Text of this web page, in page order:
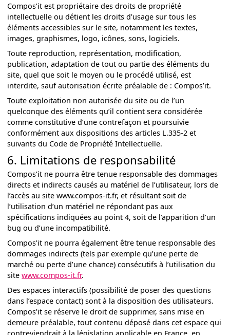
Compos’it est propriétaire des droits de propriété
intellectuelle ou détient les droits d’usage sur tous les
éléments accessibles sur le site, notamment les textes,
images, graphismes, logo, icônes, sons, logiciels.
Toute reproduction, représentation, modification,
publication, adaptation de tout ou partie des éléments du
site, quel que soit le moyen ou le procédé utilisé, est
interdite, sauf autorisation écrite préalable de : Compos’it.
Toute exploitation non autorisée du site ou de l’un
quelconque des éléments qu’il contient sera considérée
comme constitutive d’une contrefaçon et poursuivie
conformément aux dispositions des articles L.335-2 et
suivants du Code de Propriété Intellectuelle.
6. Limitations de responsabilité
Compos’it ne pourra être tenue responsable des dommages
directs et indirects causés au matériel de l’utilisateur, lors de
l’accès au site www.compos-it.fr, et résultant soit de
l’utilisation d’un matériel ne répondant pas aux
spécifications indiquées au point 4, soit de l’apparition d’un
bug ou d’une incompatibilité.
Compos’it ne pourra également être tenue responsable des
dommages indirects (tels par exemple qu’une perte de
marché ou perte d’une chance) consécutifs à l’utilisation du
sitewww.compos-it.fr.
Des espaces interactifs (possibilité de poser des questions
dans l’espace contact) sont à la disposition des utilisateurs.
Compos’it se réserve le droit de supprimer, sans mise en
demeure préalable, tout contenu déposé dans cet espace qui